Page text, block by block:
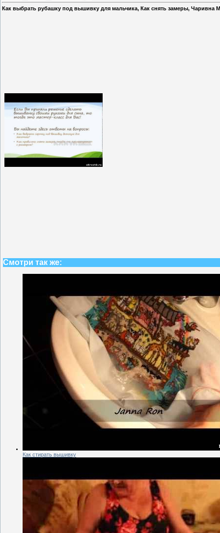
Как выбрать рубашку под вышивку для мальчика, Как снять замеры, Чаривна
Смотри так же:
Как стирать вышивку